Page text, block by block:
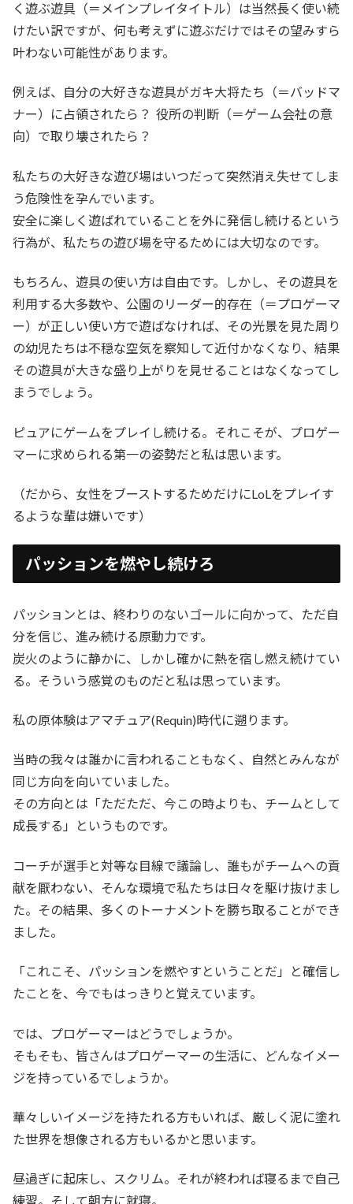
く遊ぶ遊具（＝メインプレイタイトル）は当然長く使い続
けたい訳ですが、何も考えずに遊ぶだけではその望みすら
叶わない可能性があります。
例えば、自分の大好きな遊具がガキ大将たち（＝バッドマ
ナー）に占領されたら？ 役所の判断（＝ゲーム会社の意
向）で取り壊されたら？
私たちの大好きな遊び場はいつだって突然消え失せてしま
う危険性を孕んでいます。
安全に楽しく遊ばれていることを外に発信し続けるという
行為が、私たちの遊び場を守るためには大切なのです。
もちろん、遊具の使い方は自由です。しかし、その遊具を
利用する大多数や、公園のリーダー的存在（＝プロゲーマ
ー）が正しい使い方で遊ばなければ、その光景を見た周り
の幼児たちは不穏な空気を察知して近付かなくなり、結果
その遊具が大きな盛り上がりを見せることはなくなってし
まうでしょう。
ピュアにゲームをプレイし続ける。それこそが、プロゲー
マーに求められる第一の姿勢だと私は思います。
（だから、女性をブーストするためだけにLoLをプレイす
るような輩は嫌いです）
パッションを燃やし続けろ
パッションとは、終わりのないゴールに向かって、ただ自
分を信じ、進み続ける原動力です。
炭火のように静かに、しかし確かに熱を宿し燃え続けてい
る。そういう感覚のものだと私は思っています。
私の原体験はアマチュア(Requin)時代に遡ります。
当時の我々は誰かに言われることもなく、自然とみんなが
同じ方向を向いていました。
その方向とは「ただただ、今この時よりも、チームとして
成長する」というものです。
コーチが選手と対等な目線で議論し、誰もがチームへの貢
献を厭わない、そんな環境で私たちは日々を駆け抜けまし
た。その結果、多くのトーナメントを勝ち取ることができ
ました。
「これこそ、パッションを燃やすということだ」と確信し
たことを、今でもはっきりと覚えています。
では、プロゲーマーはどうでしょうか。
そもそも、皆さんはプロゲーマーの生活に、どんなイメー
ジを持っているでしょうか。
華々しいイメージを持たれる方もいれば、厳しく泥に塗れ
た世界を想像される方もいるかと思います。
昼過ぎに起床し、スクリム。それが終われば寝るまで自己
練習。そして朝方に就寝。